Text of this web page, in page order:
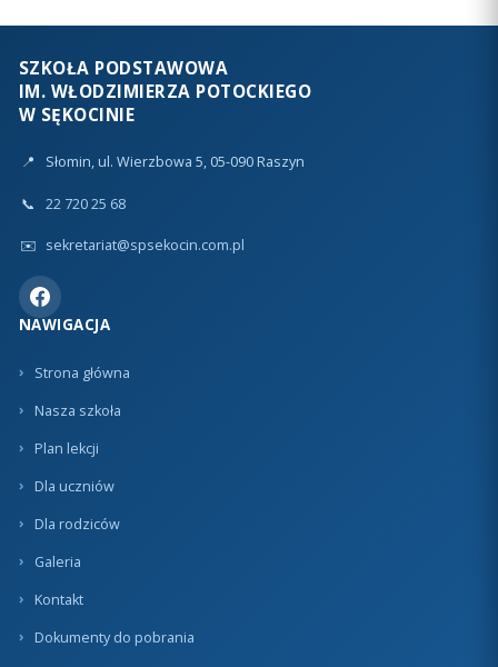
SZKOŁA PODSTAWOWA
IM. WŁODZIMIERZA POTOCKIEGO
W SĘKOCINIE
📍 Słomin, ul. Wierzbowa 5, 05-090 Raszyn
📞 22 720 25 68
✉️ sekretariat@spsekocin.com.pl
NAWIGACJA
Strona główna
Nasza szkoła
Plan lekcji
Dla uczniów
Dla rodziców
Galeria
Kontakt
Dokumenty do pobrania